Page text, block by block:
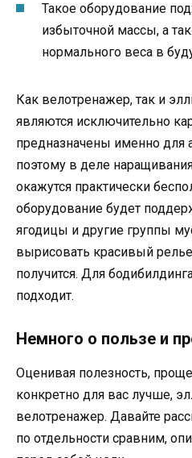
Такое оборудование
избыточной массы, а
нормального веса в
Как велотренажер, так и
являются исключительно
предназначены именно для
поэтому в деле
окажутся практически
оборудование будет
ягодицы и другие группы
вырисовать красивый
получится. Для
подходит.
Немного о пользе и
Оценивая полезность,
конкретно для вас лучше,
велотренажер. Давайте
по отдельности сравним,